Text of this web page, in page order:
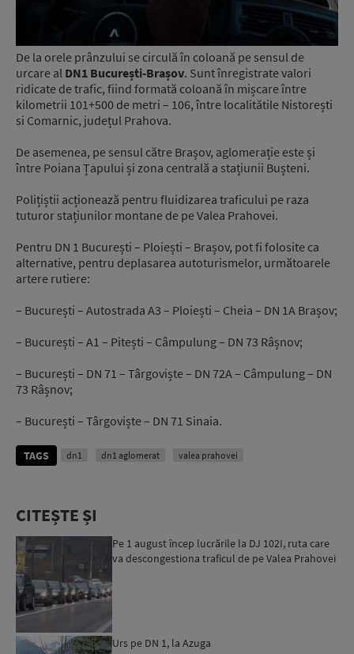
De la orele prânzului se circulă în coloană pe sensul de
urcare al DN1 București-Brașov. Sunt înregistrate valori
ridicate de trafic, fiind formată coloană în mișcare între
kilometrii 101+500 de metri – 106, între localitătile Nistorești
si Comarnic, județul Prahova.
De asemenea, pe sensul către Brașov, aglomerație este și
între Poiana Țapului și zona centrală a stațiunii Bușteni.
Polițiștii acționează pentru fluidizarea traficului pe raza
tuturor stațiunilor montane de pe Valea Prahovei.
Pentru DN 1 București – Ploiești – Brașov, pot fi folosite ca
alternative, pentru deplasarea autoturismelor, următoarele
artere rutiere:
– București – Autostrada A3 – Ploiești – Cheia – DN 1A Brașov;
– București – A1 – Pitești – Câmpulung – DN 73 Râșnov;
– București – DN 71 – Târgoviște – DN 72A – Câmpulung – DN
73 Râșnov;
– București – Târgoviște – DN 71 Sinaia.
TAGS dn1 dn1 aglomerat valea prahovei
CITEȘTE ȘI
Pe 1 august încep lucrările la DJ 102I, ruta care
va descongestiona traficul de pe Valea Prahovei
Urs pe DN 1, la Azuga